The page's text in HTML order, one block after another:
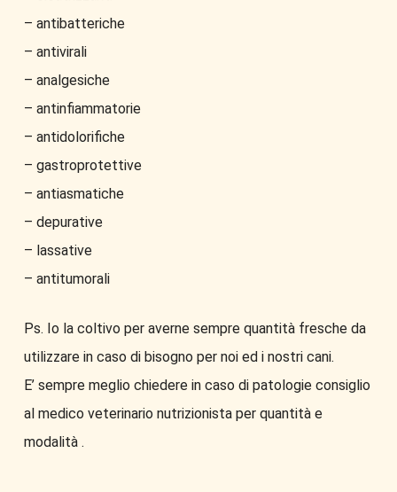
– antibatteriche
– antivirali
– analgesiche
– antinfiammatorie
– antidolorifiche
– gastroprotettive
– antiasmatiche
– depurative
– lassative
– antitumorali
Ps. Io la coltivo per averne sempre quantità fresche da
utilizzare in caso di bisogno per noi ed i nostri cani.
E’ sempre meglio chiedere in caso di patologie consiglio
al medico veterinario nutrizionista per quantità e
modalità .